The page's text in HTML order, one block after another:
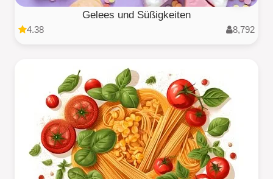
Gelees und Süßigkeiten
4.38 8,792